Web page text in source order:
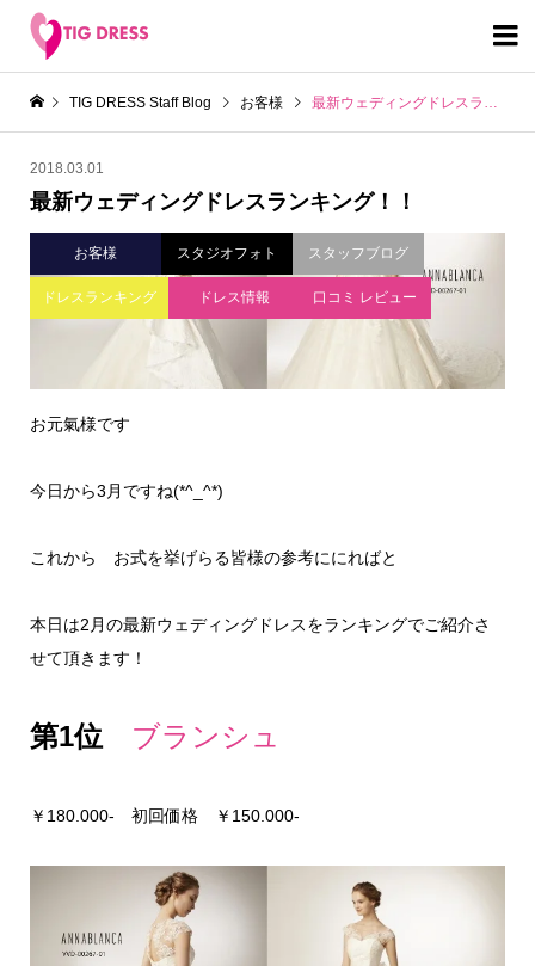

TIG DRESS Staff Blog お客様 最新ウェディングドレスランキング！！
2018.03.01
最新ウェディングドレスランキング！！
お客様 スタジオフォト スタッフブログ
ドレスランキング ドレス情報 口コミ レビュー
お元氣様です
今日から3月ですね(*^_^*)
これから お式を挙げらる皆様の参考ににればと
本日は2月の最新ウェディングドレスをランキングでご紹介さ
せて頂きます！
第1位 ブランシュ
￥180.000- 初回価格 ￥150.000-